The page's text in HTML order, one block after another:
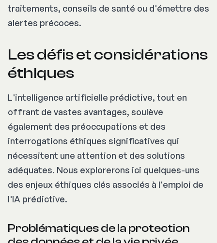
traitements, conseils de santé ou d'émettre des
alertes précoces.
Les défis et considérations
éthiques
L'intelligence artificielle prédictive, tout en
offrant de vastes avantages, soulève
également des préoccupations et des
interrogations éthiques significatives qui
nécessitent une attention et des solutions
adéquates. Nous explorerons ici quelques-uns
des enjeux éthiques clés associés à l'emploi de
l'IA prédictive.
Problématiques de la protection